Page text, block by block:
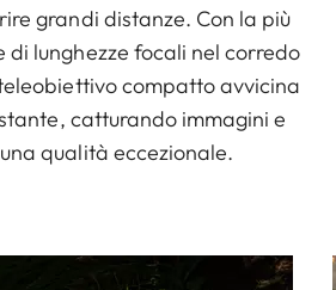
grandi distanze. Con la più
di lunghezze focali nel corredo
compatto avvicina
catturando immagini e
qualità eccezionale.